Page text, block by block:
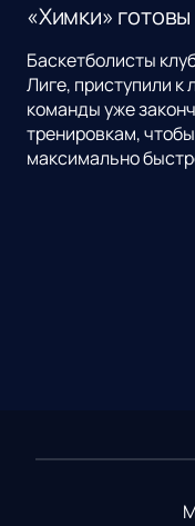
«Химки» готовы
Баскетболисты
Лиге, приступили
команды уже
тренировкам,
максимально